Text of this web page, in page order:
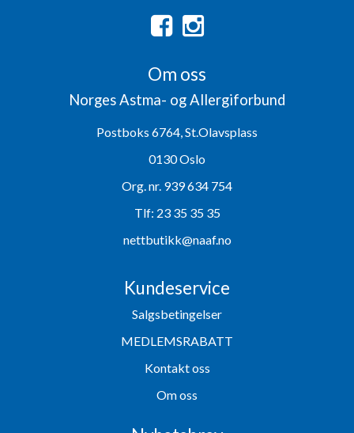
Om oss
Norges Astma- og Allergiforbund
Postboks 6764, St.Olavsplass
0130 Oslo
Org. nr. 939 634 754
Tlf: 23 35 35 35
nettbutikk@naaf.no
Kundeservice
Salgsbetingelser
MEDLEMSRABATT
Kontakt oss
Om oss